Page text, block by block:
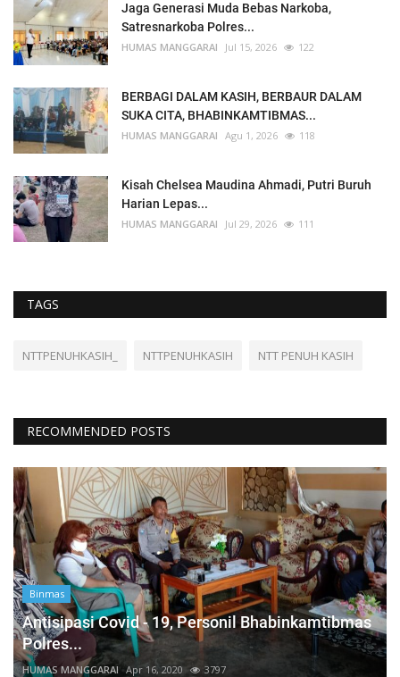
Jaga Generasi Muda Bebas Narkoba,
Satresnarkoba Polres...
HUMAS MANGGARAI Jul 15, 2026 122
BERBAGI DALAM KASIH, BERBAUR DALAM
SUKA CITA, BHABINKAMTIBMAS...
HUMAS MANGGARAI Agu 1, 2026 118
Kisah Chelsea Maudina Ahmadi, Putri Buruh
Harian Lepas...
HUMAS MANGGARAI Jul 29, 2026 111
TAGS
NTTPENUHKASIH_ NTTPENUHKASIH NTT PENUH KASIH
RECOMMENDED POSTS
Binmas
Antisipasi Covid - 19, Personil Bhabinkamtibmas
Polres...
HUMAS MANGGARAI Apr 16, 2020 3797